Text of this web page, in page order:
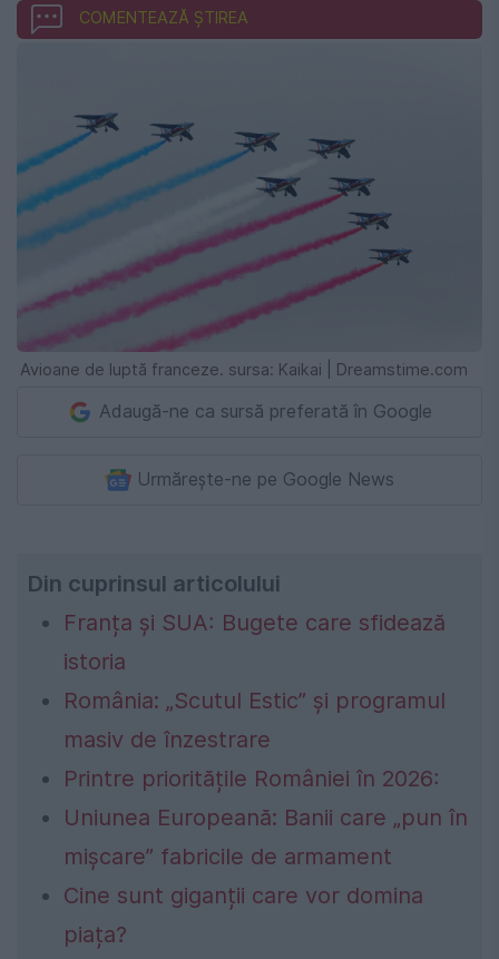
COMENTEAZĂ ȘTIREA
Avioane de luptă franceze. sursa: Kaikai | Dreamstime.com
Adaugă-ne ca sursă preferată în Google
Urmărește-ne pe Google News
Din cuprinsul articolului
Franța și SUA: Bugete care sfidează
istoria
România: „Scutul Estic” și programul
masiv de înzestrare
Printre prioritățile României în 2026:
Uniunea Europeană: Banii care „pun în
mișcare” fabricile de armament
Cine sunt giganții care vor domina
piața?